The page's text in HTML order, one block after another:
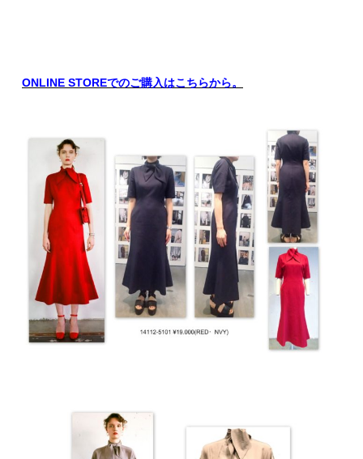
ONLINE STOREでのご購入はこちらから。